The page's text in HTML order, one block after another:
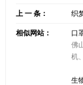
上 一 条： 织
相似网站： 口
佛
机
生